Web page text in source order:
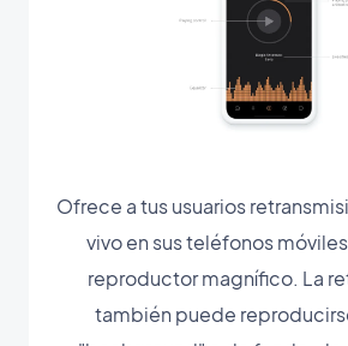
Ofrece a tus usuarios
vivo en sus teléfonos
reproductor magnífico. La
también puede